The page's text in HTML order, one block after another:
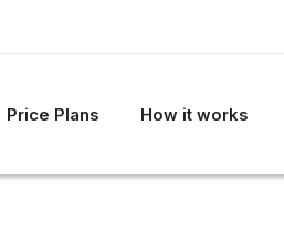
Price Plans How it works